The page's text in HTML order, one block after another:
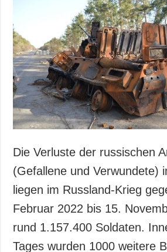
Die Verluste der russischen
(Gefallene und Verwundete)
liegen im Russland-Krieg
Februar 2022 bis 15.
rund 1.157.400 Soldaten.
Tages wurden 1000 weitere